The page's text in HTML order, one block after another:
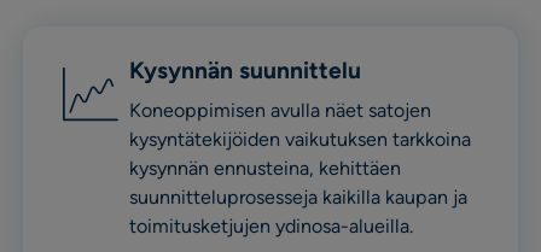
Kysynnän suunnittelu
Koneoppimisen avulla näet satojen
kysyntätekijöiden vaikutuksen tarkkoina
kysynnän ennusteina, kehittäen
suunnitteluprosesseja kaikilla kaupan ja
toimitusketjujen ydinosa-alueilla.